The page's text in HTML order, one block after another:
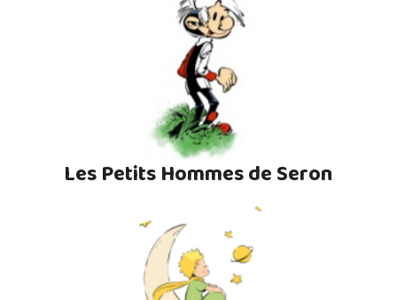
Les Petits Hommes de Seron